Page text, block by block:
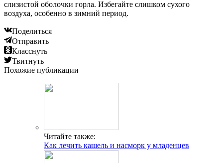
слизистой оболочки горла. Избегайте слишком сухого
воздуха, особенно в зимний период.
Поделиться
Отправить
Класснуть
Твитнуть
Похожие публикации
Читайте также:
Как лечить кашель и насморк у младенцев